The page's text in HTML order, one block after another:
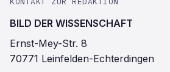
BILD DER WISSENSCHAFT
Ernst-Mey-Str. 8
70771 Leinfelden-Echterdingen